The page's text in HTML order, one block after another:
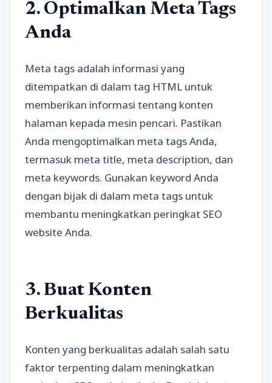
2. Optimalkan Meta Tags
Anda
Meta tags adalah informasi yang
ditempatkan di dalam tag HTML untuk
memberikan informasi tentang konten
halaman kepada mesin pencari. Pastikan
Anda mengoptimalkan meta tags Anda,
termasuk meta title, meta description, dan
meta keywords. Gunakan keyword Anda
dengan bijak di dalam meta tags untuk
membantu meningkatkan peringkat SEO
website Anda.
3. Buat Konten
Berkualitas
Konten yang berkualitas adalah salah satu
faktor terpenting dalam meningkatkan